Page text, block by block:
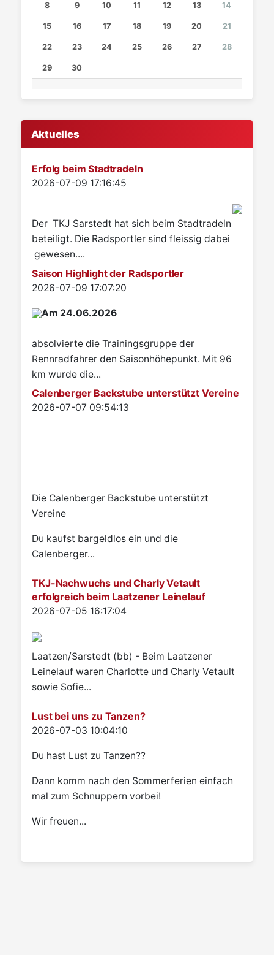
8 9 10 11 12 13 14
15 16 17 18 19 20 21
22 23 24 25 26 27 28
29 30
Aktuelles
Erfolg beim Stadtradeln
Details
2026-07-09 17:16:45
Der TKJ Sarstedt hat sich beim Stadtradeln
beteiligt. Die Radsportler sind fleissig dabei
gewesen....
Saison Highlight der Radsportler
Details
2026-07-09 17:07:20
Am 24.06.2026
absolvierte die Trainingsgruppe der
Rennradfahrer den Saisonhöhepunkt. Mit 96
km wurde die...
Calenberger Backstube unterstützt Vereine
Details
2026-07-07 09:54:13
Die Calenberger Backstube unterstützt
Vereine
Du kaufst bargeldlos ein und die
Calenberger...
TKJ-Nachwuchs und Charly Vetault
erfolgreich beim Laatzener Leinelauf
Details
2026-07-05 16:17:04
Laatzen/Sarstedt (bb) - Beim Laatzener
Leinelauf waren Charlotte und Charly Vetault
sowie Sofie...
Lust bei uns zu Tanzen?
Details
2026-07-03 10:04:10
Du hast Lust zu Tanzen??
Dann komm nach den Sommerferien einfach
mal zum Schnuppern vorbei!
Wir freuen...